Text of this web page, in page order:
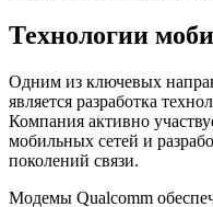
Технологии
Одним из ключевых
является разработка
Компания активно
мобильных сетей и
поколений связи.
Модемы Qualcomm